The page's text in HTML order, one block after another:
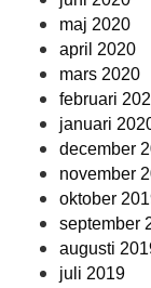
maj 2020
april 2020
mars 2020
februari
januari
december
november
oktober
september
augusti
juli 2019